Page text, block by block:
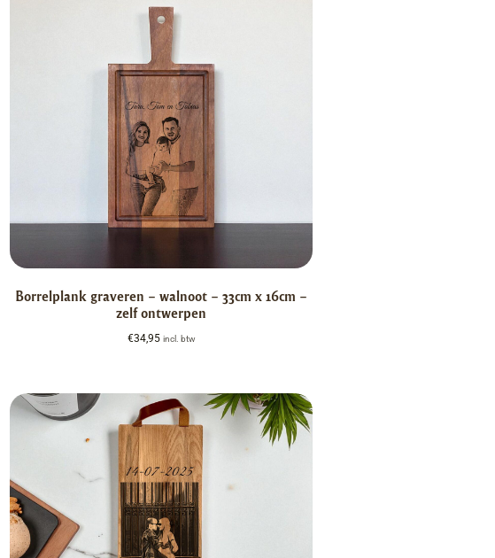
Borrelplank graveren – walnoot – 33cm x 16cm –
zelf ontwerpen
€34,95 incl. btw